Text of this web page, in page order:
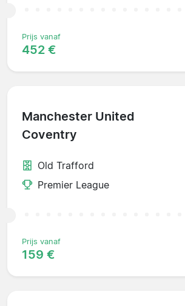
Prijs vanaf
452 €
Manchester United
Coventry
Old Trafford
Premier League
Prijs vanaf
159 €